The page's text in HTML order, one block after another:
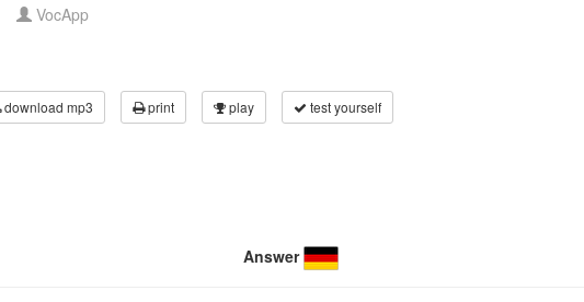
VocApp
download mp3 print play test yourself
Answer